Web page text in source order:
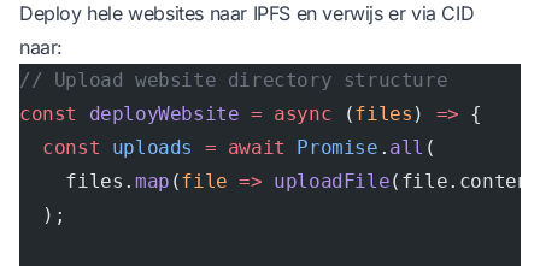
Deploy hele websites naar IPFS en verwijs er via CID
naar:
// Upload website directory structure
const
deployWebsite = async (files ) => {
  const
uploads = await Promise . all (
    files.
map (file => uploadFile
  );